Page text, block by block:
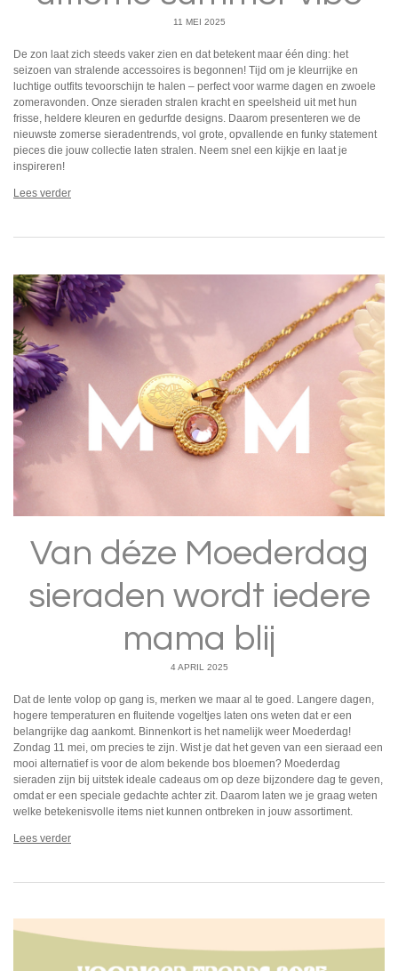
11 MEI 2025
De zon laat zich steeds vaker zien en dat betekent maar één ding: het
seizoen van stralende accessoires is begonnen! Tijd om je kleurrijke en
luchtige outfits tevoorschijn te halen – perfect voor warme dagen en zwoele
zomeravonden. Onze sieraden stralen kracht en speelsheid uit met hun
frisse, heldere kleuren en gedurfde designs. Daarom presenteren we de
nieuwste zomerse sieradentrends, vol grote, opvallende en funky statement
pieces die jouw collectie laten stralen. Neem snel een kijkje en laat je
inspireren!
Lees verder
Van déze Moederdag
sieraden wordt iedere
mama blij
4 APRIL 2025
Dat de lente volop op gang is, merken we maar al te goed. Langere dagen,
hogere temperaturen en fluitende vogeltjes laten ons weten dat er een
belangrijke dag aankomt. Binnenkort is het namelijk weer Moederdag!
Zondag 11 mei, om precies te zijn. Wist je dat het geven van een sieraad een
mooi alternatief is voor de alom bekende bos bloemen? Moederdag
sieraden zijn bij uitstek ideale cadeaus om op deze bijzondere dag te geven,
omdat er een speciale gedachte achter zit. Daarom laten we je graag weten
welke betekenisvolle items niet kunnen ontbreken in jouw assortiment.
Lees verder